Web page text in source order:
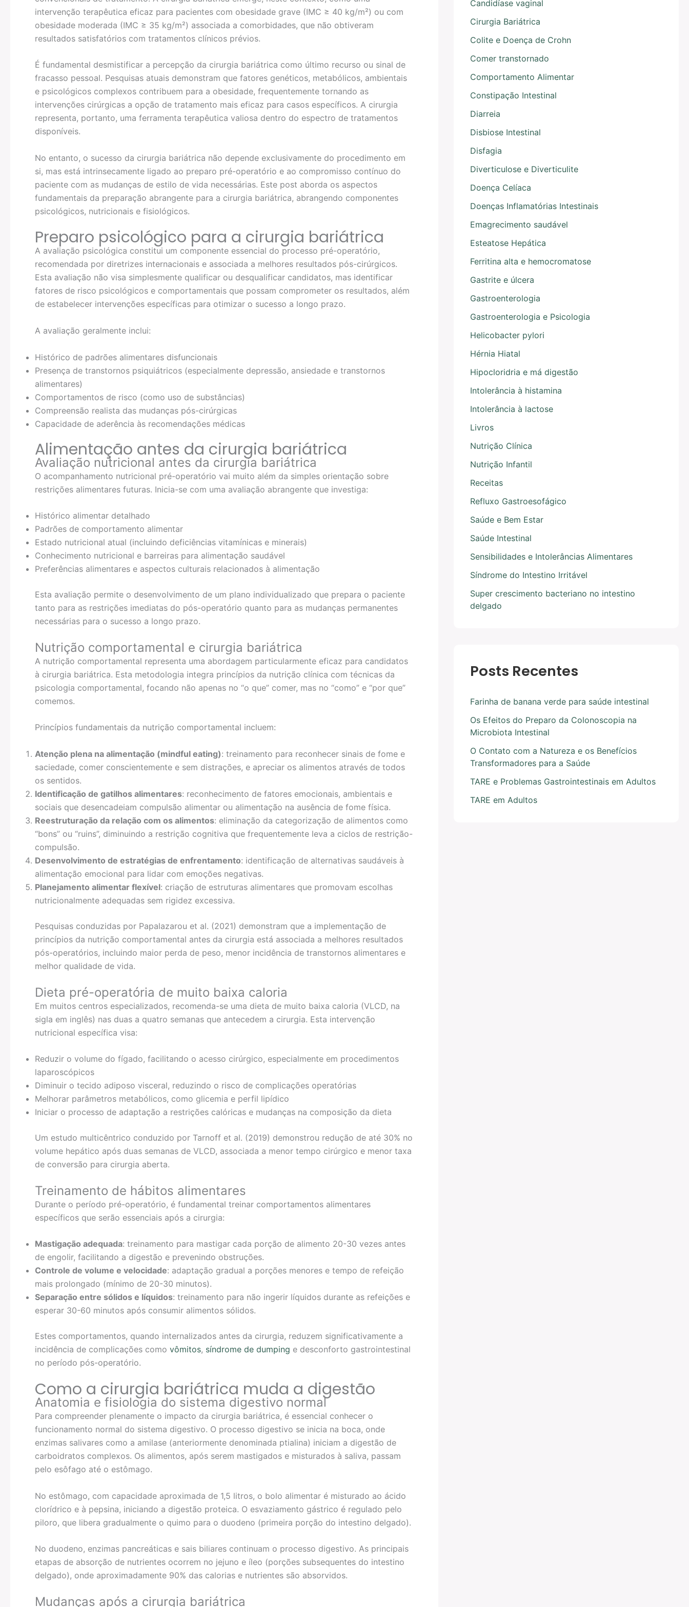
intervenção terapêutica eficaz para pacientes com obesidade grave (IMC ≥ 40 kg/m²) ou com
obesidade moderada (IMC ≥ 35 kg/m²) associada a comorbidades, que não obtiveram
resultados satisfatórios com tratamentos clínicos prévios.
É fundamental desmistificar a percepção da cirurgia bariátrica como último recurso ou sinal de
fracasso pessoal. Pesquisas atuais demonstram que fatores genéticos, metabólicos, ambientais
e psicológicos complexos contribuem para a obesidade, frequentemente tornando as
intervenções cirúrgicas a opção de tratamento mais eficaz para casos específicos. A cirurgia
representa, portanto, uma ferramenta terapêutica valiosa dentro do espectro de tratamentos
disponíveis.
No entanto, o sucesso da cirurgia bariátrica não depende exclusivamente do procedimento em
si, mas está intrinsecamente ligado ao preparo pré-operatório e ao compromisso contínuo do
paciente com as mudanças de estilo de vida necessárias. Este post aborda os aspectos
fundamentais da preparação abrangente para a cirurgia bariátrica, abrangendo componentes
psicológicos, nutricionais e fisiológicos.
Preparo psicológico para a cirurgia bariátrica
A avaliação psicológica constitui um componente essencial do processo pré-operatório,
recomendada por diretrizes internacionais e associada a melhores resultados pós-cirúrgicos.
Esta avaliação não visa simplesmente qualificar ou desqualificar candidatos, mas identificar
fatores de risco psicológicos e comportamentais que possam comprometer os resultados, além
de estabelecer intervenções específicas para otimizar o sucesso a longo prazo.
A avaliação geralmente inclui:
Histórico de padrões alimentares disfuncionais
Presença de transtornos psiquiátricos (especialmente depressão, ansiedade e transtornos
alimentares)
Comportamentos de risco (como uso de substâncias)
Compreensão realista das mudanças pós-cirúrgicas
Capacidade de aderência às recomendações médicas
Alimentação antes da cirurgia bariátrica
Avaliação nutricional antes da cirurgia bariátrica
O acompanhamento nutricional pré-operatório vai muito além da simples orientação sobre
restrições alimentares futuras. Inicia-se com uma avaliação abrangente que investiga:
Histórico alimentar detalhado
Padrões de comportamento alimentar
Estado nutricional atual (incluindo deficiências vitamínicas e minerais)
Conhecimento nutricional e barreiras para alimentação saudável
Preferências alimentares e aspectos culturais relacionados à alimentação
Esta avaliação permite o desenvolvimento de um plano individualizado que prepara o paciente
tanto para as restrições imediatas do pós-operatório quanto para as mudanças permanentes
necessárias para o sucesso a longo prazo.
Nutrição comportamental e cirurgia bariátrica
A nutrição comportamental representa uma abordagem particularmente eficaz para candidatos
à cirurgia bariátrica. Esta metodologia integra princípios da nutrição clínica com técnicas da
psicologia comportamental, focando não apenas no “o que” comer, mas no “como” e “por que”
comemos.
Princípios fundamentais da nutrição comportamental incluem:
Atenção plena na alimentação (mindful eating): treinamento para reconhecer sinais de fome e
saciedade, comer conscientemente e sem distrações, e apreciar os alimentos através de todos
os sentidos.
Identificação de gatilhos alimentares: reconhecimento de fatores emocionais, ambientais e
sociais que desencadeiam compulsão alimentar ou alimentação na ausência de fome física.
Reestruturação da relação com os alimentos: eliminação da categorização de alimentos como
“bons” ou “ruins”, diminuindo a restrição cognitiva que frequentemente leva a ciclos de restrição-
compulsão.
Desenvolvimento de estratégias de enfrentamento: identificação de alternativas saudáveis à
alimentação emocional para lidar com emoções negativas.
Planejamento alimentar flexível: criação de estruturas alimentares que promovam escolhas
nutricionalmente adequadas sem rigidez excessiva.
Pesquisas conduzidas por Papalazarou et al. (2021) demonstram que a implementação de
princípios da nutrição comportamental antes da cirurgia está associada a melhores resultados
pós-operatórios, incluindo maior perda de peso, menor incidência de transtornos alimentares e
melhor qualidade de vida.
Dieta pré-operatória de muito baixa caloria
Em muitos centros especializados, recomenda-se uma dieta de muito baixa caloria (VLCD, na
sigla em inglês) nas duas a quatro semanas que antecedem a cirurgia. Esta intervenção
nutricional específica visa:
Reduzir o volume do fígado, facilitando o acesso cirúrgico, especialmente em procedimentos
laparoscópicos
Diminuir o tecido adiposo visceral, reduzindo o risco de complicações operatórias
Melhorar parâmetros metabólicos, como glicemia e perfil lipídico
Iniciar o processo de adaptação a restrições calóricas e mudanças na composição da dieta
Um estudo multicêntrico conduzido por Tarnoff et al. (2019) demonstrou redução de até 30% no
volume hepático após duas semanas de VLCD, associada a menor tempo cirúrgico e menor taxa
de conversão para cirurgia aberta.
Treinamento de hábitos alimentares
Durante o período pré-operatório, é fundamental treinar comportamentos alimentares
específicos que serão essenciais após a cirurgia:
Mastigação adequada: treinamento para mastigar cada porção de alimento 20-30 vezes antes
de engolir, facilitando a digestão e prevenindo obstruções.
Controle de volume e velocidade: adaptação gradual a porções menores e tempo de refeição
mais prolongado (mínimo de 20-30 minutos).
Separação entre sólidos e líquidos: treinamento para não ingerir líquidos durante as refeições e
esperar 30-60 minutos após consumir alimentos sólidos.
Estes comportamentos, quando internalizados antes da cirurgia, reduzem significativamente a
incidência de complicações como vômitos, síndrome de dumping e desconforto gastrointestinal
no período pós-operatório.
Como a cirurgia bariátrica muda a digestão
Anatomia e fisiologia do sistema digestivo normal
Para compreender plenamente o impacto da cirurgia bariátrica, é essencial conhecer o
funcionamento normal do sistema digestivo. O processo digestivo se inicia na boca, onde
enzimas salivares como a amilase (anteriormente denominada ptialina) iniciam a digestão de
carboidratos complexos. Os alimentos, após serem mastigados e misturados à saliva, passam
pelo esôfago até o estômago.
No estômago, com capacidade aproximada de 1,5 litros, o bolo alimentar é misturado ao ácido
clorídrico e à pepsina, iniciando a digestão proteica. O esvaziamento gástrico é regulado pelo
piloro, que libera gradualmente o quimo para o duodeno (primeira porção do intestino delgado).
No duodeno, enzimas pancreáticas e sais biliares continuam o processo digestivo. As principais
etapas de absorção de nutrientes ocorrem no jejuno e íleo (porções subsequentes do intestino
delgado), onde aproximadamente 90% das calorias e nutrientes são absorvidos.
Mudanças após a cirurgia bariátrica
Candidíase vaginal
Cirurgia Bariátrica
Colite e Doença de Crohn
Comer transtornado
Comportamento Alimentar
Constipação Intestinal
Diarreia
Disbiose Intestinal
Disfagia
Diverticulose e Diverticulite
Doença Celíaca
Doenças Inflamatórias Intestinais
Emagrecimento saudável
Esteatose Hepática
Ferritina alta e hemocromatose
Gastrite e úlcera
Gastroenterologia
Gastroenterologia e Psicologia
Helicobacter pylori
Hérnia Hiatal
Hipocloridria e má digestão
Intolerância à histamina
Intolerância à lactose
Livros
Nutrição Clínica
Nutrição Infantil
Receitas
Refluxo Gastroesofágico
Saúde e Bem Estar
Saúde Intestinal
Sensibilidades e Intolerâncias Alimentares
Síndrome do Intestino Irritável
Super crescimento bacteriano no intestino
delgado
Posts Recentes
Farinha de banana verde para saúde intestinal
Os Efeitos do Preparo da Colonoscopia na
Microbiota Intestinal
O Contato com a Natureza e os Benefícios
Transformadores para a Saúde
TARE e Problemas Gastrointestinais em Adultos
TARE em Adultos